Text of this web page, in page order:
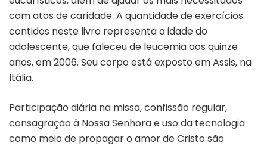
com atos de caridade. A quantidade de exercícios
contidos neste livro representa a idade do
adolescente, que faleceu de leucemia aos quinze
anos, em 2006. Seu corpo está exposto em Assis, na
Itália.
Participação diária na missa, confissão regular,
consagração à Nossa Senhora e uso da tecnologia
como meio de propagar o amor de Cristo são